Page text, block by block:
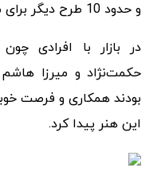
و حدود 10 طرح دیگر برای موزه هنرستان کار کرد.
در بازار با افرادی
حکمت‌نژاد و میرزا
بودند همکاری و فرصت
این هنر پیدا کرد.